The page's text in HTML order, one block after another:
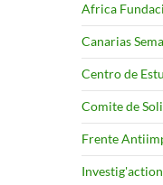
Africa
Canarias
Centro de
Comite de
Frente
Investig'action